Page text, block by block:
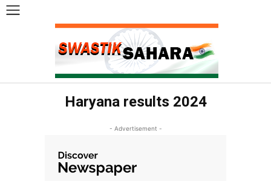
Haryana results 2024
- Advertisement -